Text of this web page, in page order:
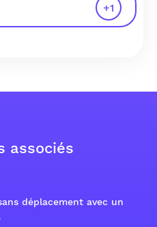
+1
associés
déplacement avec un